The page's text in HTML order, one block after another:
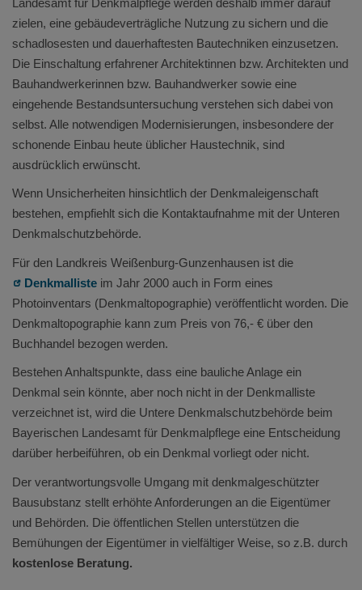
zielen, eine gebäudeverträgliche Nutzung zu sichern und die
schadlosesten und dauerhaftesten Bautechniken einzusetzen.
Die Einschaltung erfahrener Architektinnen bzw. Architekten und
Bauhandwerkerinnen bzw. Bauhandwerker sowie eine
eingehende Bestandsuntersuchung verstehen sich dabei von
selbst. Alle notwendigen Modernisierungen, insbesondere der
schonende Einbau heute üblicher Haustechnik, sind
ausdrücklich erwünscht.
Wenn Unsicherheiten hinsichtlich der Denkmaleigenschaft
bestehen, empfiehlt sich die Kontaktaufnahme mit der Unteren
Denkmalschutzbehörde.
Für den Landkreis Weißenburg-Gunzenhausen ist die
Denkmalliste im Jahr 2000 auch in Form eines
Photoinventars (Denkmaltopographie) veröffentlicht worden. Die
Denkmaltopographie kann zum Preis von 76,- € über den
Buchhandel bezogen werden.
Bestehen Anhaltspunkte, dass eine bauliche Anlage ein
Denkmal sein könnte, aber noch nicht in der Denkmalliste
verzeichnet ist, wird die Untere Denkmalschutzbehörde beim
Bayerischen Landesamt für Denkmalpflege eine Entscheidung
darüber herbeiführen, ob ein Denkmal vorliegt oder nicht.
Der verantwortungsvolle Umgang mit denkmalgeschützter
Bausubstanz stellt erhöhte Anforderungen an die Eigentümer
und Behörden. Die öffentlichen Stellen unterstützen die
Bemühungen der Eigentümer in vielfältiger Weise, so z.B. durch
kostenlose Beratung.